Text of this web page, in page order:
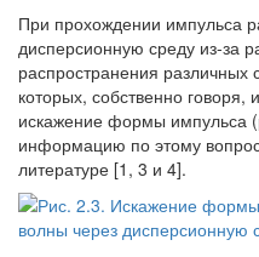
При прохождении импульса
дисперсионную среду из-за
распространения различных
которых, собственно говоря,
искажение формы импульса
информацию по этому
литературе [1, 3 и 4].